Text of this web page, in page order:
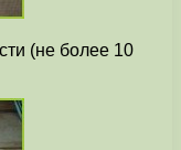
(не более 10